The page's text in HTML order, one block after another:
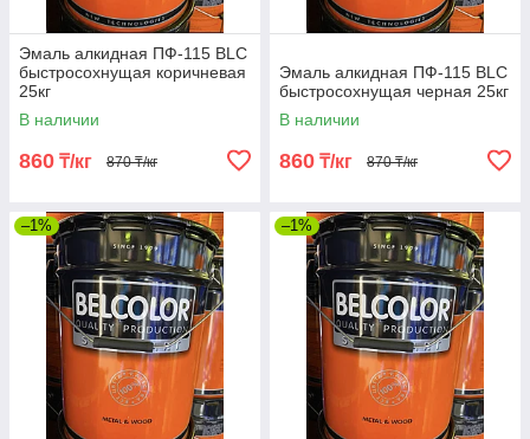
Эмаль алкидная ПФ-115 BLC
быстросохнущая коричневая
25кг
В наличии
860 ₸/кг 870 ₸/кг
Эмаль алкидная ПФ-115 BLC
быстросохнущая черная 25кг
В наличии
860 ₸/кг 870 ₸/кг
–1% –1%